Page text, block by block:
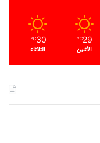
29
℃
الأثنين
30
℃
الثلاثاء